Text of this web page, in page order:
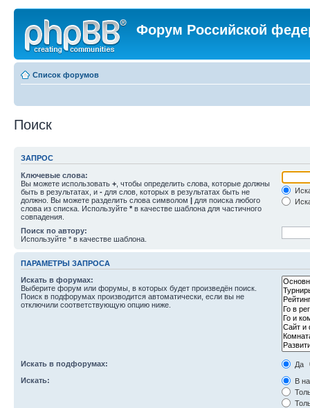
Форум Российской
Список форумов
Поиск
ЗАПРОС
Ключевые слова:
Вы можете использовать + , чтобы определить слова, которые должны
быть в результатах, и - для слов, которых в результатах быть не
должно. Вы можете разделить слова символом | для поиска любого
слова из списка. Используйте * в качестве шаблона для частичного
совпадения.
Поиск по автору:
Используйте * в качестве шаблона.
ПАРАМЕТРЫ ЗАПРОСА
Искать в форумах:
Выберите форум или форумы, в которых будет произведён поиск.
Поиск в подфорумах производится автоматически, если вы не
отключили соответствующую опцию ниже.
Искать в подфорумах:
Да
Искать:
В